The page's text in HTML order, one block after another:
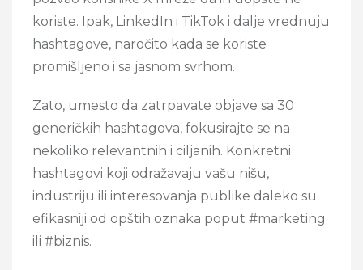
koriste. Ipak, LinkedIn i TikTok i dalje vrednuju
hashtagove, naročito kada se koriste
promišljeno i sa jasnom svrhom.
Zato, umesto da zatrpavate objave sa 30
generičkih hashtagova, fokusirajte se na
nekoliko relevantnih i ciljanih. Konkretni
hashtagovi koji odražavaju vašu nišu,
industriju ili interesovanja publike daleko su
efikasniji od opštih oznaka poput #marketing
ili #biznis.